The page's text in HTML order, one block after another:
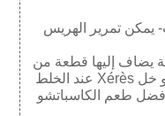
يمكن تمرير الهريس
يضاف إليها قطعة من
الخبز وملعقة من خل النبيذ الأبيض أو خل Xérès عند الخلط
طعم الكاسباتشو